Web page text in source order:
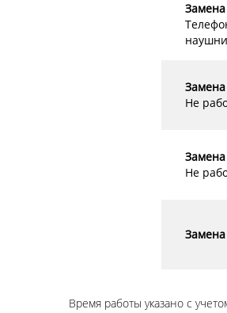
Замена
Не
Не
Замена
Время работы указано с